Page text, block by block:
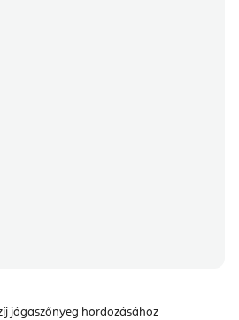
jógaszőnyeg hordozásához